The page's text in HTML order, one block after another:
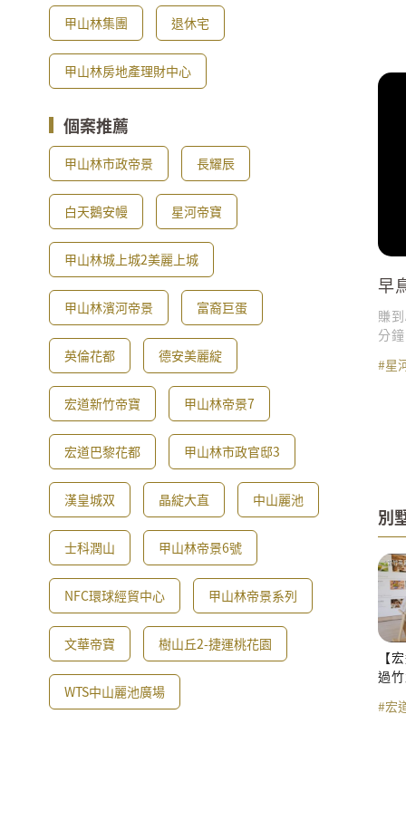
甲山林集團 退休宅
甲山林房地產理財中心
個案推薦
甲山林市政帝景 長耀辰
白天鵝安幔 星河帝寶
甲山林城上城2美麗上城
甲山林濱河帝景 富裔巨蛋
英倫花都 德安美麗綻
宏道新竹帝寶 甲山林帝景7
宏道巴黎花都 甲山林市政官邸3
漢皇城双 晶綻大直 中山麗池
士科潤山 甲山林帝景6號
NFC環球經貿中心 甲山林帝景系列
文華帝寶 樹山丘2-捷運桃花園
WTS中山麗池廣場
早
泳
賺
分
下
選
利
專線：
市
#星
別
【
過
#宏